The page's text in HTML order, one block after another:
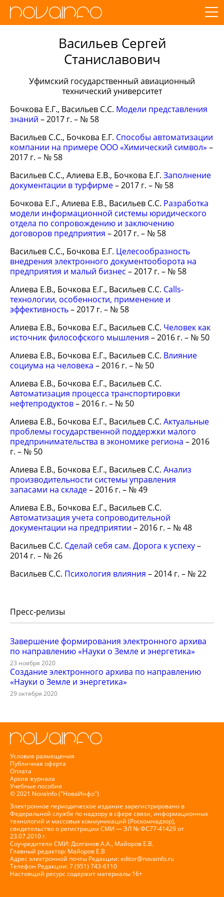
Васильев Сергей
Станиславович
Уфимский государственный авиационный
технический университет
Бочкова Е.Г., Васильев С.С. Модели представления
знаний – 2017 г. – № 58
Васильев С.С., Бочкова Е.Г. Способы автоматизации
компании на примере ООО «Химический символ» –
2017 г. – № 58
Васильев С.С., Алиева Е.В., Бочкова Е.Г. Заполнение
документации в турфирме– 2017 г. – № 58
Бочкова Е.Г., Алиева Е.В., Васильев С.С. Разработка
модели информационной системы юридического
отдела по сопровождению и заключению
договоров предприятия – 2017 г. – № 58
Васильев С.С., Бочкова Е.Г. Целесообразность
внедрения электронного документооборота на
предприятия и малый бизнес – 2017 г. – № 58
Алиева Е.В., Бочкова Е.Г., Васильев С.С. Calls-
технологии, особенности, применение и
эффективность– 2017 г. – № 58
Алиева Е.В., Бочкова Е.Г., Васильев С.С. Человек как
источник философского мышления – 2016 г. – № 50
Алиева Е.В., Бочкова Е.Г., Васильев С.С. Влияние
социума на человека – 2016 г. – № 50
Алиева Е.В., Бочкова Е.Г., Васильев С.С.
Автоматизация процесса транспортировки
нефтепродуктов– 2016 г. – № 50
Алиева Е.В., Бочкова Е.Г., Васильев С.С. Актуальные
проблемы государственной поддержки малого
предпринимательства в экономике региона – 2016
г. – № 50
Алиева Е.В., Бочкова Е.Г., Васильев С.С. Анализ
производительности системы управления
запасами на складе– 2016 г. – № 49
Алиева Е.В., Бочкова Е.Г., Васильев С.С.
Автоматизация учета сопроводительной
документации на предприятии – 2016 г. – № 48
Васильев С.С. Сделай себя сам. Дорога к успеху–
2014 г. – № 26
Васильев С.С. Психология влияния – 2014 г. – № 22
Пресс-релизы
Завершение формирования электронного архива
по направлению «Науки о Земле и энергетика»
23 ноября 2020
Создание электронного архива по направлению
«Науки о Земле и энергетика»
29 октября 2020
Условия размещения
Публичная оферта
Оплата
Архив журнала
Учебные пособия
© 2021 NovaInfo ("НоваИнфо")
Электронное периодическое издание зарегистрировано в
Федеральной службе по надзору в сфере связи, информационных
технологий и массовых коммуникаций (Роскомнадзор),
свидетельство о регистрации СМИ — ЭЛ № ФС77-41429 от
23.07.2010 г.
Соучредители СМИ: Долганов А.А., Майоров Е.В.
Главный редактор: Майоров Е.В
Адрес электронной почты Редакции:editor@novainfo.ru
Телефон Редакции: 7 (951) 743-6110
Настоящий ресурс содержит материалы 16+